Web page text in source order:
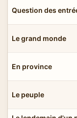
Question des
Le grand monde
En province
Le peuple